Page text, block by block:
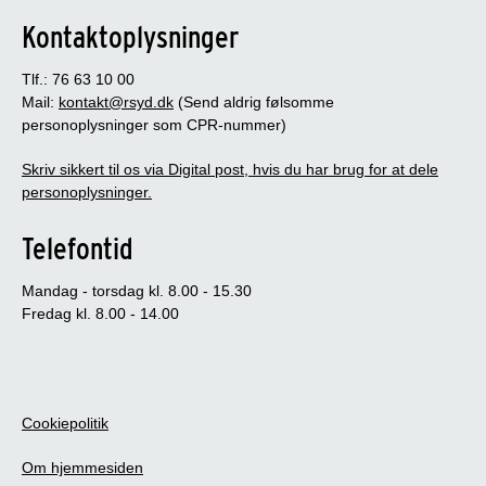
Kontaktoplysninger
Tlf.: 76 63 10 00
Mail: kontakt@rsyd.dk (Send aldrig følsomme
personoplysninger som CPR-nummer)
Skriv sikkert til os via Digital post, hvis du har brug for at dele
personoplysninger.
Telefontid
Mandag - torsdag kl. 8.00 - 15.30
Fredag kl. 8.00 - 14.00
Cookiepolitik
Om hjemmesiden